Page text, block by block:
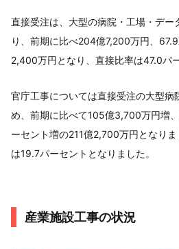
直接受注は、大型の病院・工場・デー
り、前期に比べ204億7,200万円、
2,400万円となり、直接比率は47.0パ
官庁工事については直接受注の大型病
め、前期に比べて105億3,700万円増
ーセント増の211億2,700万円となり
は19.7パーセントとなりました。
産業施設工事の状況